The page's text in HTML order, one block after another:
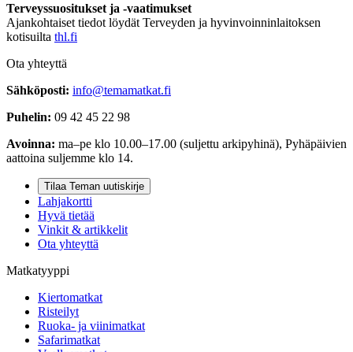
Terveyssuositukset ja -vaatimukset
Ajankohtaiset tiedot löydät Terveyden ja hyvinvoinninlaitoksen
kotisuilta thl.fi
Ota yhteyttä
Sähköposti: info@temamatkat.fi
Puhelin: 09 42 45 22 98
Avoinna: ma–pe klo 10.00–17.00 (suljettu arkipyhinä), Pyhäpäivien
aattoina suljemme klo 14.
Tilaa Teman uutiskirje
Lahjakortti
Hyvä tietää
Vinkit & artikkelit
Ota yhteyttä
Matkatyyppi
Kiertomatkat
Risteilyt
Ruoka- ja viinimatkat
Safarimatkat